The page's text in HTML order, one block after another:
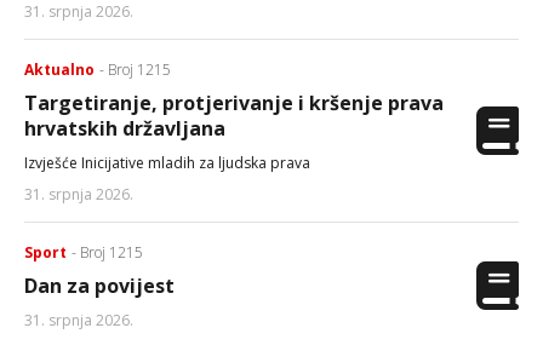
31. srpnja 2026.
Aktualno - Broj 1215
Targetiranje, protjerivanje i kršenje prava
hrvatskih državljana
Izvješće Inicijative mladih za ljudska prava
31. srpnja 2026.
Sport - Broj 1215
Dan za povijest
31. srpnja 2026.